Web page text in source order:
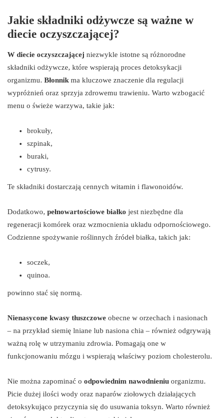
Jakie składniki odżywcze są ważne w
diecie oczyszczającej?
W diecie oczyszczającej niezwykle istotne są różnorodne
składniki odżywcze, które wspierają proces detoksykacji
organizmu. Błonnik ma kluczowe znaczenie dla regulacji
wypróżnień oraz sprzyja zdrowemu trawieniu. Warto wzbogacić
menu o świeże warzywa, takie jak:
brokuły,
szpinak,
buraki,
cytrusy.
Te składniki dostarczają cennych witamin i flawonoidów.
Dodatkowo, pełnowartościowe białko jest niezbędne dla
regeneracji komórek oraz wzmocnienia układu odpornościowego.
Codzienne spożywanie roślinnych źródeł białka, takich jak:
soczek,
quinoa.
powinno stać się normą.
Nienasycone kwasy tłuszczowe obecne w orzechach i nasionach
– na przykład siemię lniane lub nasiona chia – również odgrywają
ważną rolę w utrzymaniu zdrowia. Pomagają one w
funkcjonowaniu mózgu i wspierają właściwy poziom cholesterolu.
Nie można zapominać o odpowiednim nawodnieniu organizmu.
Picie dużej ilości wody oraz naparów ziołowych działających
detoksykująco przyczynia się do usuwania toksyn. Warto również